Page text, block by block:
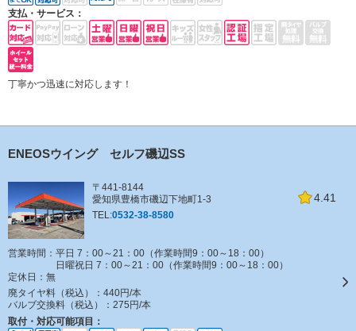
支払・サービス：
丁寧かつ迅速に対応します！
ENEOSウイング セルフ磯辺SS
4.41
〒441-8144
愛知県豊橋市磯辺下地町1‐3
TEL:0532-38-8580
営業時間：平日 7：00～21：00（作業時間9：00～18：00）
日曜祝日 7：00～21：00（作業時間9：00～18：00）
定休日： 無
廃タイヤ料（税込）： 440円/本
バルブ交換料（税込）： 275円/本
取付・対応可能項目：